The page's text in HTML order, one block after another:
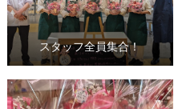
スタッフ全員集合！